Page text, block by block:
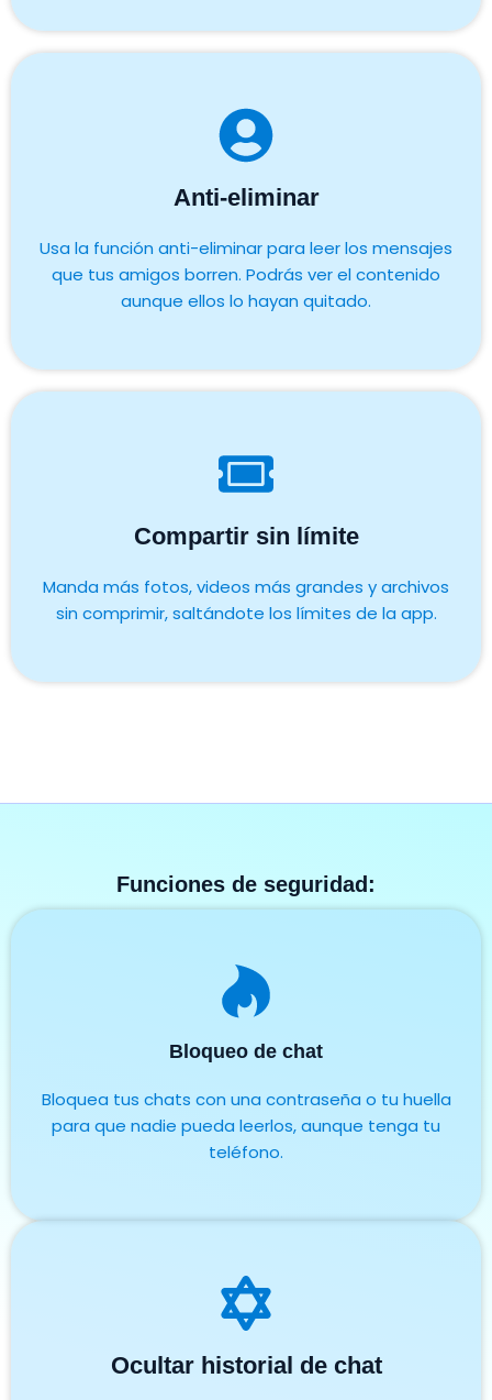
Anti-eliminar
Usa la función anti-eliminar para leer los mensajes
que tus amigos borren. Podrás ver el contenido
aunque ellos lo hayan quitado.
Compartir sin límite
Manda más fotos, videos más grandes y archivos
sin comprimir, saltándote los límites de la app.
Funciones de seguridad:​
Bloqueo de chat
Bloquea tus chats con una contraseña o tu huella
para que nadie pueda leerlos, aunque tenga tu
teléfono.
Ocultar historial de chat